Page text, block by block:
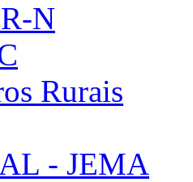
N
Rurais
- JEMA